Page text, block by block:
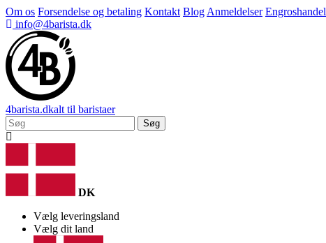
Om os Forsendelse og betaling Kontakt Blog Anmeldelser Engroshandel
info@4barista.dk
4barista.dkalt til baristaer
Søg
DK
Vælg leveringsland
Vælg dit land